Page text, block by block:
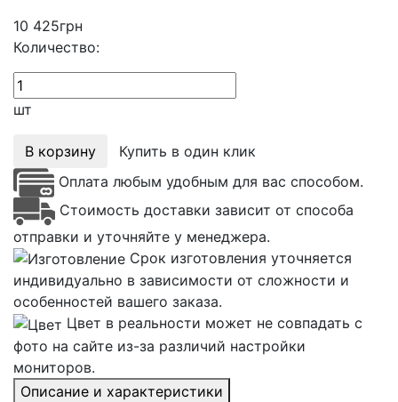
10 425грн
Количество:
шт
В корзину
Купить в один клик
Оплата любым удобным для вас способом.
Стоимость доставки зависит от способа
отправки и уточняйте у менеджера.
Срок изготовления уточняется
индивидуально в зависимости от сложности и
особенностей вашего заказа.
Цвет в реальности может не совпадать с
фото на сайте из-за различий настройки
мониторов.
Описание и характеристики